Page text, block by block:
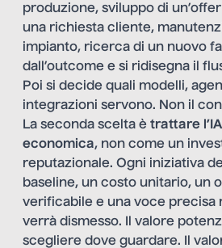
produzione, sviluppo di
una richiesta cliente,
impianto, ricerca di un nuovo
dall’outcome e si ridisegna il
Poi si decide quali modelli,
integrazioni servono. Non il
La seconda scelta è trattare
economica, non come un
reputazionale. Ogni iniziativa
baseline, un costo unitario, un
verificabile e una voce precisa
verrà dismesso. Il valore
scegliere dove guardare. Il